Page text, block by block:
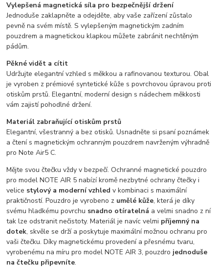
Vylepšená magnetická síla pro bezpečnější držení
Jednoduše zaklapněte a odejděte, aby vaše zařízení zůstalo
pevně na svém místě. S vylepšeným magnetickým zadním
pouzdrem a magnetickou klapkou můžete zabránit nechtěným
pádům.
Pěkné vidět a cítit
Udržujte elegantní vzhled s měkkou a rafinovanou texturou. Obal
je vyroben z prémiové syntetické kůže s povrchovou úpravou proti
otiskům prstů. Elegantní, moderní design s nádechem měkkosti
vám zajistí pohodlné držení.
Materiál zabraňující otiskům prstů
Elegantní, všestranný a bez otisků. Usnadněte si psaní poznámek
a čtení s magnetickým ochranným pouzdrem navrženým výhradně
pro Note Air5 C.
Mějte svou čtečku vždy v bezpečí. Ochranné magnetické pouzdro
pro model NOTE AIR 5 nabízí kromě nezbytné ochrany čtečky i
velice stylový a moderní vzhled v kombinaci s maximální
praktičností. Pouzdro je vyrobeno z umělé kůže, která je díky
svému hladkému povrchu snadno otíratelná a velmi snadno z ní
tak lze odstranit nečistoty. Materiál je navíc velmi příjemný na
dotek, skvěle se drží a poskytuje maximální možnou ochranu pro
vaši čtečku. Díky magnetickému provedení a přesnému tvaru,
vyrobenému na míru pro model NOTE AIR 3, pouzdro jednoduše
na čtečku připevníte.